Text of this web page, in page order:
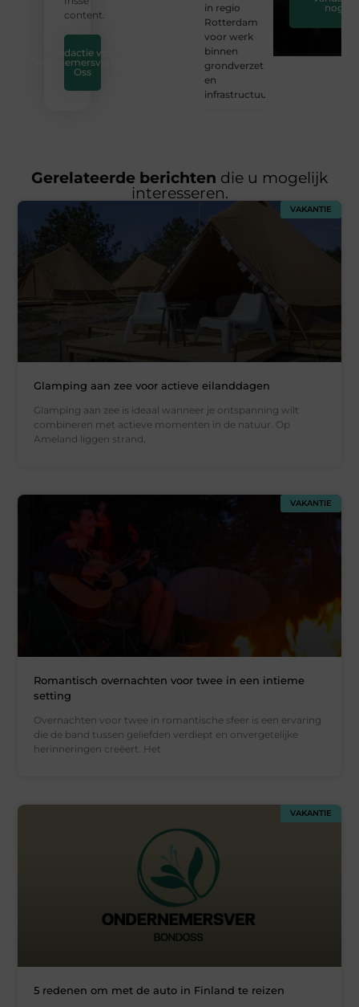
content.
Redactie van
Ondernemersverbond
Oss
in regio
Rotterdam
voor werk
binnen
grondverzet
en
infrastructuur
nog
Gerelateerde berichten die u mogelijk
interesseren.
VAKANTIE
Glamping aan zee voor actieve eilanddagen
Glamping aan zee is ideaal wanneer je ontspanning wilt
combineren met actieve momenten in de natuur. Op
Ameland liggen strand,
VAKANTIE
Romantisch overnachten voor twee in een intieme
setting
Overnachten voor twee in romantische sfeer is een ervaring
die de band tussen geliefden verdiept en onvergetelijke
herinneringen creëert. Het
VAKANTIE
5 redenen om met de auto in Finland te reizen